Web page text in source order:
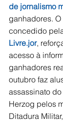
de jornalismo
ganhadores.
concedido
Livre.jor,
acesso à
ganhadores
outubro faz
assassinato
Herzog pelos
Ditadura